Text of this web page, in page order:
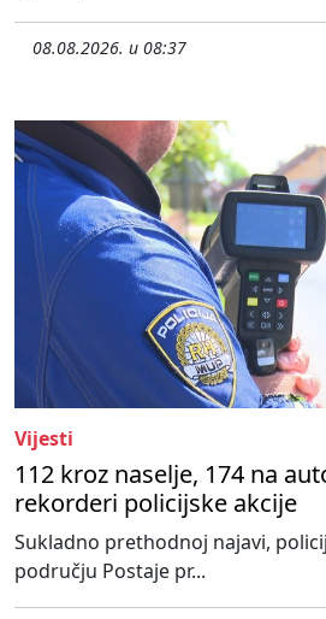
08.08.2026. u 08:37
Vijesti
112 kroz naselje, 174 na
rekorderi policijske akcije
Sukladno prethodnoj najavi,
području Postaje pr...